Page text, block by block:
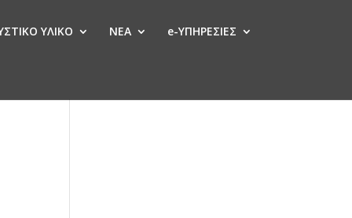
ΥΛΙΚΟ ΝΕΑ e-ΥΠΗΡΕΣΙΕΣ